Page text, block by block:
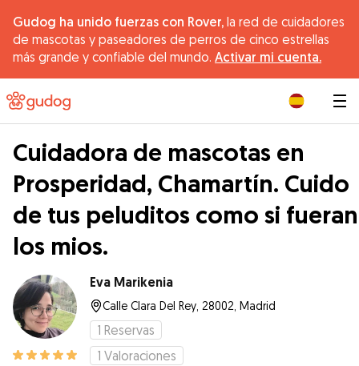
Gudog ha unido fuerzas con Rover, la red de cuidadores
de mascotas y paseadores de perros de cinco estrellas
más grande y confiable del mundo. Activar mi cuenta.
Cuidadora de mascotas en
Prosperidad, Chamartín. Cuido
de tus peluditos como si fueran
los mios.
Eva Marikenia
Calle Clara Del Rey, 28002, Madrid
1 Reservas
1 Valoraciones